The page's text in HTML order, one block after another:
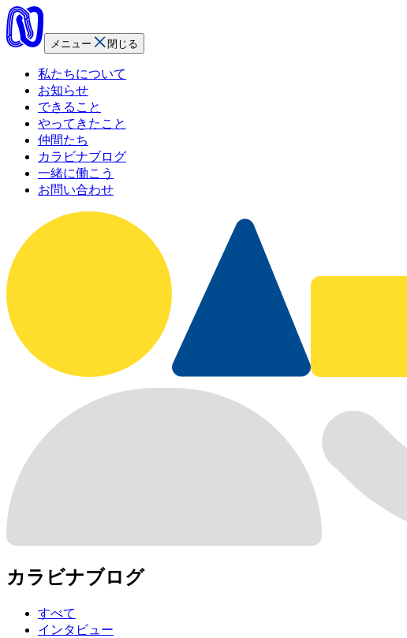
メニュー 閉じる
私たちについて
お知らせ
でき る こ と
やって き た こ と
仲間たち
カラ ビナブロ グ
一緒に働こ う
お問い合わせ
カラビナブログ
すべて
イ ンタ ビ ュ ー